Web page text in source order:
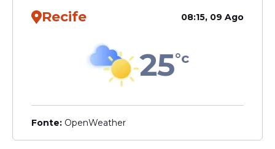
projetos comunitários, enquanto
defensores veem nisso uma forma legítima
cultura institucional.
Leia Também
Recife 08:15, 09 Ago
25°c
Fonte: OpenWeather